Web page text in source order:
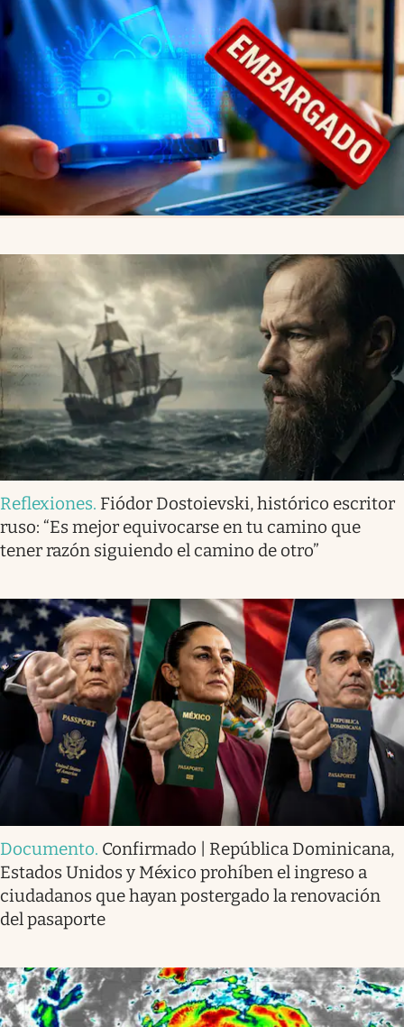
Reflexiones. Fiódor Dostoievski, histórico escritor
ruso: “Es mejor equivocarse en tu camino que
tener razón siguiendo el camino de otro”
Documento. Confirmado | República Dominicana,
Estados Unidos y México prohíben el ingreso a
ciudadanos que hayan postergado la renovación
del pasaporte